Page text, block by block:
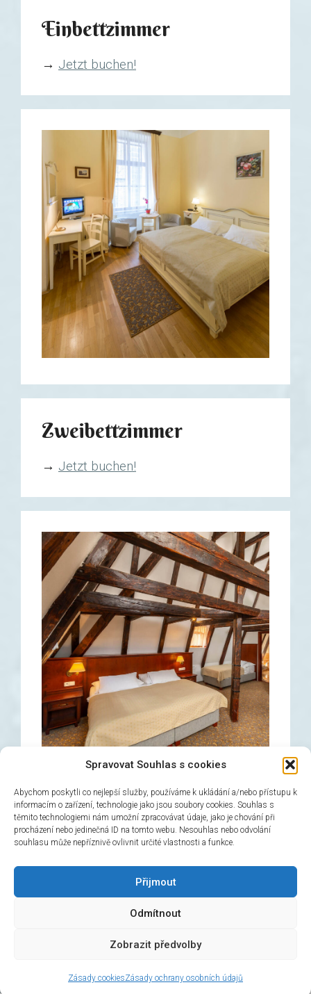
Spravovat Souhlas s cookies
Abychom poskytli co nejlepší služby, používáme k ukládání a/nebo přístupu k
informacím o zařízení, technologie jako jsou soubory cookies. Souhlas s
těmito technologiemi nám umožní zpracovávat údaje, jako je chování při
procházení nebo jedinečná ID na tomto webu. Nesouhlas nebo odvolání
souhlasu může nepříznivě ovlivnit určité vlastnosti a funkce.
Přijmout
Odmítnout
Zobrazit předvolby
Zásady cookiesZásady ochrany osobních údajů
Einbettzimmer
→ Jetzt buchen!
Zweibettzimmer
→ Jetzt buchen!
Dreibetzimmer
→Jetzt buchen!
© 2026 Hotel Černý slon, design & admin:
HOTEL ČERNÝ SLON v Praze hodnocení